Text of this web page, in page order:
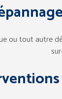
ou tout autre